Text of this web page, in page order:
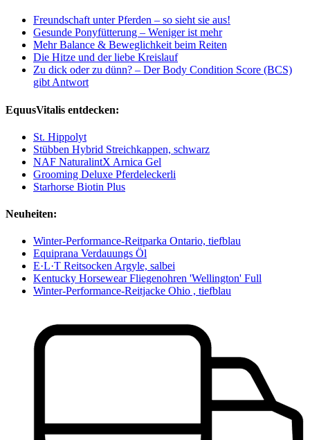
Freundschaft unter Pferden – so sieht sie aus!
Gesunde Ponyfütterung – Weniger ist mehr
Mehr Balance & Beweglichkeit beim Reiten
Die Hitze und der liebe Kreislauf
Zu dick oder zu dünn? – Der Body Condition Score (BCS)
gibt Antwort
EquusVitalis entdecken:
St. Hippolyt
Stübben Hybrid Streichkappen, schwarz
NAF NaturalintX Arnica Gel
Grooming Deluxe Pferdeleckerli
Starhorse Biotin Plus
Neuheiten:
Winter-Performance-Reitparka Ontario, tiefblau
Equiprana Verdauungs Öl
E·L·T Reitsocken Argyle, salbei
Kentucky Horsewear Fliegenohren 'Wellington' Full
Winter-Performance-Reitjacke Ohio , tiefblau